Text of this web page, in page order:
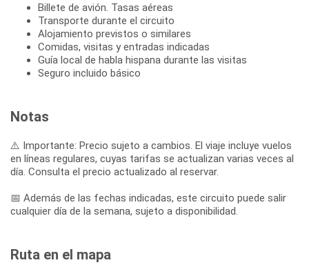
Billete de avión. Tasas aéreas
Transporte durante el circuito
Alojamiento previstos o similares
Comidas, visitas y entradas indicadas
Guía local de habla hispana durante las visitas
Seguro incluido básico
Notas
⚠️ Importante: Precio sujeto a cambios. El viaje incluye vuelos
en líneas regulares, cuyas tarifas se actualizan varias veces al
día. Consulta el precio actualizado al reservar.
📅 Además de las fechas indicadas, este circuito puede salir
cualquier día de la semana, sujeto a disponibilidad.
Ruta en el mapa